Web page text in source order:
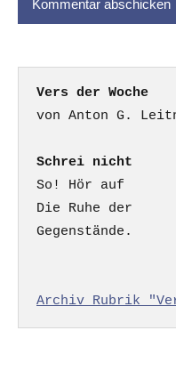
Vers der Woche
Schrei nicht
So! Hör auf
Die Ruhe der
Gegenstände.
Archiv Rubrik